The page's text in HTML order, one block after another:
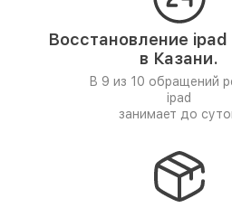
Восстановление ipad
в Казани.
В 9 из 10 обращений
ipad
занимает до